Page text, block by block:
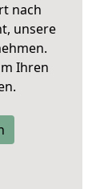
nach
unsere
Ihren